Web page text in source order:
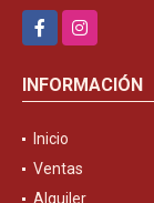
FacebookInstagram
INFORMACIÓN
Inicio
Ventas
Alquiler